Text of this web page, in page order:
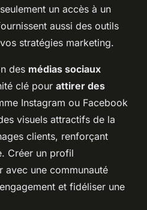
un accès à un
aussi des outils
stratégies marketing.
des médias sociaux
clé pour attirer des
Instagram ou Facebook
visuels attractifs de la
clients, renforçant
Créer un profil
avec une communauté
et fidéliser une